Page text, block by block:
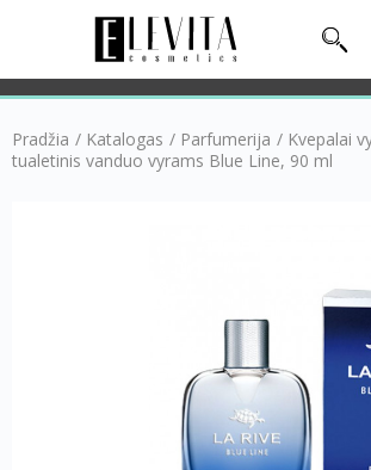
Pradžia / Katalogas / Parfumerija / Kvepalai
tualetinis vanduo vyrams Blue Line, 90 ml